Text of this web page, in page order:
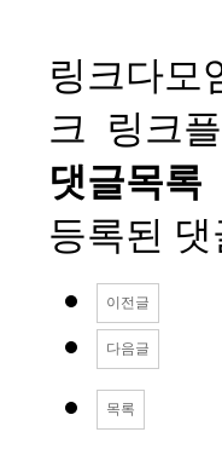
링크다모
크 링크
댓글목록
등록된
이전글
다음글
목록